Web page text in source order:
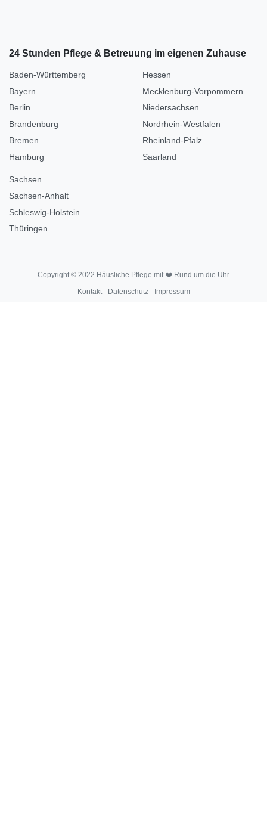
24 Stunden Pflege & Betreuung im eigenen Zuhause
Baden-Württemberg
Bayern
Berlin
Brandenburg
Bremen
Hamburg
Hessen
Mecklenburg-Vorpommern
Niedersachsen
Nordrhein-Westfalen
Rheinland-Pfalz
Saarland
Sachsen
Sachsen-Anhalt
Schleswig-Holstein
Thüringen
Copyright © 2022 Häusliche Pflege mit ❤️ Rund um die Uhr
Kontakt
Datenschutz Impressum